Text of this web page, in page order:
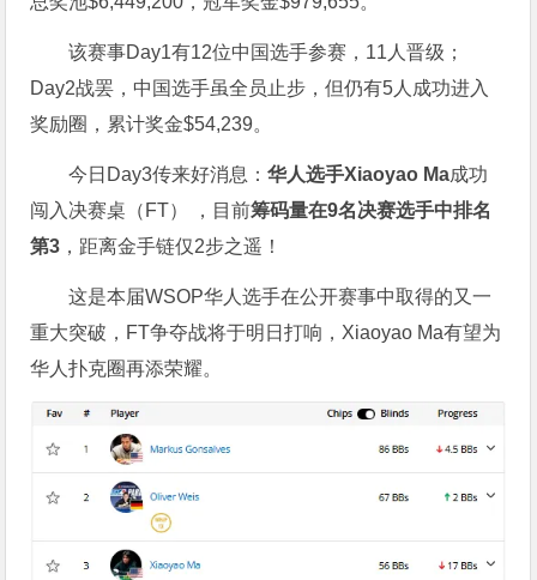
该赛事Day1有12位中国选手参赛，11人晋级；
Day2战罢，中国选手虽全员止步，但仍有5人成功进入
奖励圈，累计奖金$54,239。
今日Day3传来好消息：华人选手Xiaoyao Ma成功
闯入决赛桌（FT） ，目前筹码量在9名决赛选手中排名
第3 ，距离金手链仅2步之遥！
这是本届WSOP华人选手在公开赛事中取得的又一
重大突破，FT争夺战将于明日打响，Xiaoyao Ma有望为
华人扑克圈再添荣耀。